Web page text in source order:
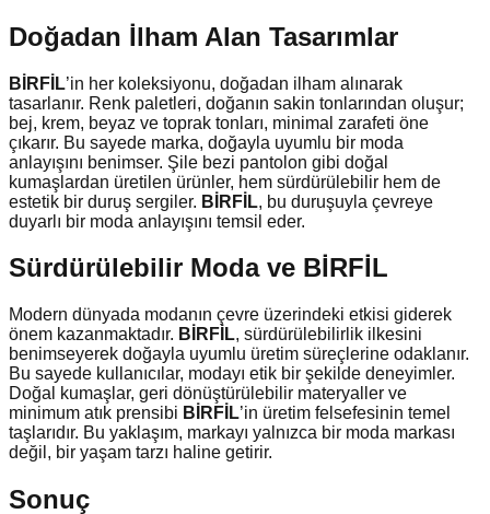
Doğadan İlham Alan Tasarımlar
BİRFİL’in her koleksiyonu, doğadan ilham alınarak
tasarlanır. Renk paletleri, doğanın sakin tonlarından oluşur;
bej, krem, beyaz ve toprak tonları, minimal zarafeti öne
çıkarır. Bu sayede marka, doğayla uyumlu bir moda
anlayışını benimser. Şile bezi pantolon gibi doğal
kumaşlardan üretilen ürünler, hem sürdürülebilir hem de
estetik bir duruş sergiler. BİRFİL, bu duruşuyla çevreye
duyarlı bir moda anlayışını temsil eder.
Sürdürülebilir Moda ve BİRFİL
Modern dünyada modanın çevre üzerindeki etkisi giderek
önem kazanmaktadır. BİRFİL, sürdürülebilirlik ilkesini
benimseyerek doğayla uyumlu üretim süreçlerine odaklanır.
Bu sayede kullanıcılar, modayı etik bir şekilde deneyimler.
Doğal kumaşlar, geri dönüştürülebilir materyaller ve
minimum atık prensibi BİRFİL’in üretim felsefesinin temel
taşlarıdır. Bu yaklaşım, markayı yalnızca bir moda markası
değil, bir yaşam tarzı haline getirir.
Sonuç